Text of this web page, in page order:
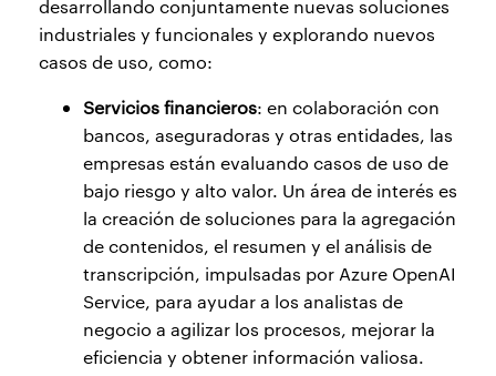
desarrollando conjuntamente nuevas soluciones
industriales y funcionales y explorando nuevos
casos de uso, como:
Servicios financieros: en colaboración con
bancos, aseguradoras y otras entidades, las
empresas están evaluando casos de uso de
bajo riesgo y alto valor. Un área de interés es
la creación de soluciones para la agregación
de contenidos, el resumen y el análisis de
transcripción, impulsadas por Azure OpenAI
Service, para ayudar a los analistas de
negocio a agilizar los procesos, mejorar la
eficiencia y obtener información valiosa.